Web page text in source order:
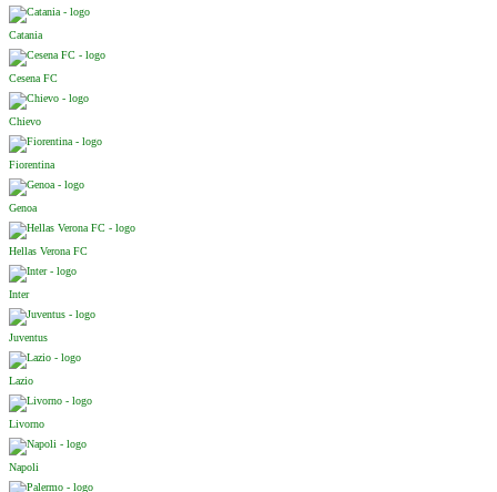
Catania
Cesena FC
Chievo
Fiorentina
Genoa
Hellas Verona FC
Inter
Juventus
Lazio
Livorno
Napoli